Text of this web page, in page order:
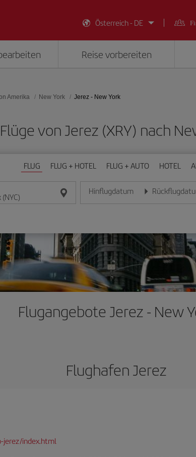
Österreich - DE
Reise vorbereiten
Amerika New York Jerez - New York
von Jerez (XRY) nach
FLUG FLUG + HOTEL FLUG + AUTO HOTEL
Hinflugdatum
Geben Sie das Datum im Format Tag/
Geben Sie das
Flugangebote Jerez - New
Flughafen Jerez
index.html